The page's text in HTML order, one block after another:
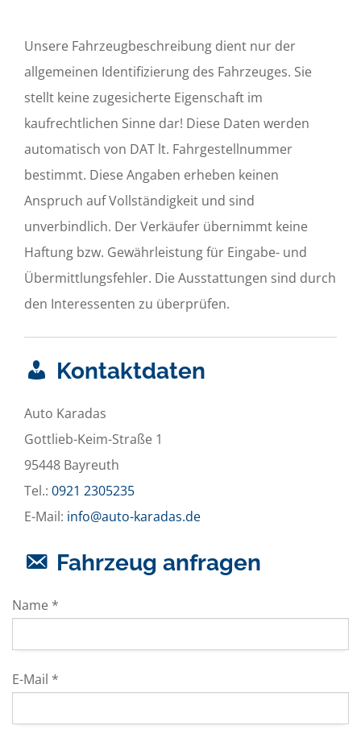
Unsere Fahrzeugbeschreibung dient nur der
allgemeinen Identifizierung des Fahrzeuges. Sie
stellt keine zugesicherte Eigenschaft im
kaufrechtlichen Sinne dar! Diese Daten werden
automatisch von DAT lt. Fahrgestellnummer
bestimmt. Diese Angaben erheben keinen
Anspruch auf Vollständigkeit und sind
unverbindlich. Der Verkäufer übernimmt keine
Haftung bzw. Gewährleistung für Eingabe- und
Übermittlungsfehler. Die Ausstattungen sind durch
den Interessenten zu überprüfen.
Kontaktdaten
Auto Karadas
Gottlieb-Keim-Straße 1
95448 Bayreuth
Tel.: 0921 2305235
E-Mail: info@auto-karadas.de
Fahrzeug anfragen
Name *
E-Mail *